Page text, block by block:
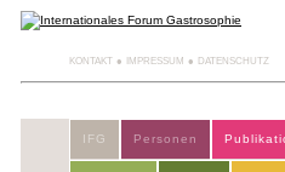
KONTAKT IMPRESSUM DATENSCHUTZ
IFG Personen